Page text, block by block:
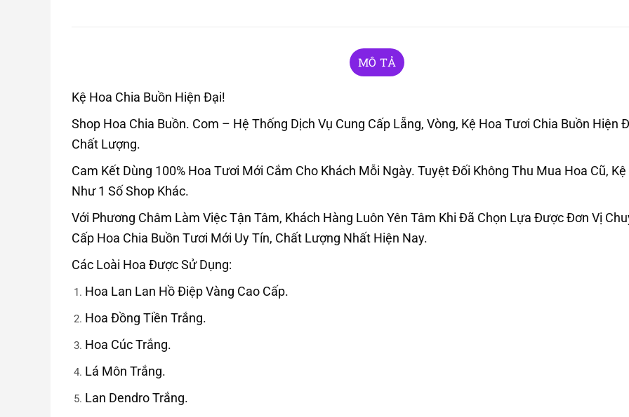
MÔ TẢ
Kệ Hoa Chia Buồn Hiện Đại!
Shop Hoa Chia Buồn. Com – Hệ Thống Dịch Vụ Cung Cấp Lẵng, Vòng, Kệ Hoa Tươi Chia Buồn Hiện
Chất Lượng.
Cam Kết Dùng 100% Hoa Tươi Mới Cắm Cho Khách Mỗi Ngày. Tuyệt Đối Không Thu Mua Hoa Cũ, Kệ
Như 1 Số Shop Khác.
Với Phương Châm Làm Việc Tận Tâm, Khách Hàng Luôn Yên Tâm Khi Đã Chọn Lựa Được Đơn Vị
Cấp Hoa Chia Buồn Tươi Mới Uy Tín, Chất Lượng Nhất Hiện Nay.
Các Loài Hoa Được Sử Dụng:
Hoa Lan Lan Hồ Điệp Vàng Cao Cấp.
Hoa Đồng Tiền Trắng.
Hoa Cúc Trắng.
Lá Môn Trắng.
Lan Dendro Trắng.